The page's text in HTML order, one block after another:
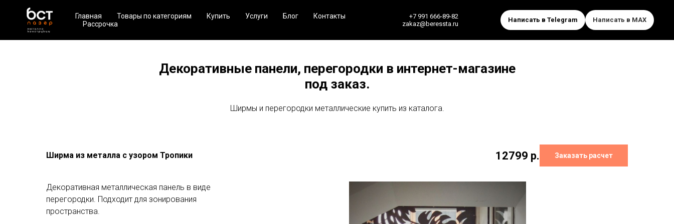
Главная Товары по категориям Купить Услуги Блог
Контакты
Рассрочка
+7 991 666-89-82
zakaz@beressta.ru
Написать в Telegram Написать в MAX
Декоративные панели, перегородки в интернет-магазине
под заказ.
Ширмы и перегородки металлические купить из каталога.
Ширма из металла с узором Тропики 12799 р. Заказать расчет
Декоративная металлическая панель в виде
перегородки. Подходит для зонирования
пространства.